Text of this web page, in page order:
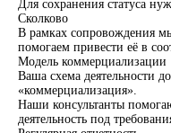
Для сохранения статуса
Сколково
В рамках сопровождения
помогаем привести её в
Модель коммерциализации
Ваша схема деятельности
«коммерциализация».
Наши консультанты
деятельность под